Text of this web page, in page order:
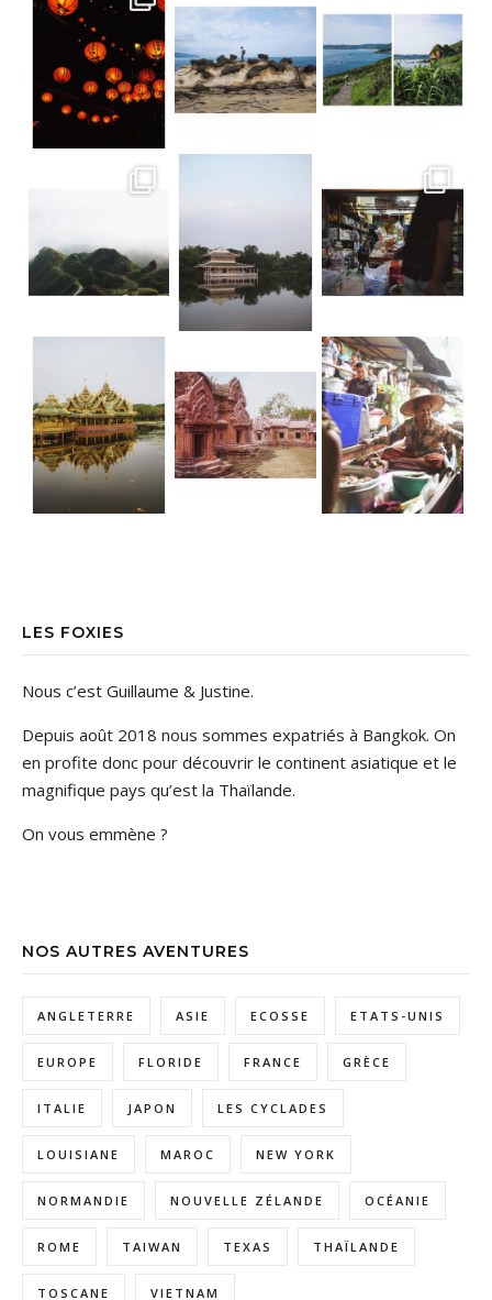
LES FOXIES
Nous c’est Guillaume & Justine.
Depuis août 2018 nous sommes expatriés à Bangkok. On
en profite donc pour découvrir le continent asiatique et le
magnifique pays qu’est la Thaïlande.
On vous emmène ?
NOS AUTRES AVENTURES
ANGLETERRE ASIE ECOSSE ETATS-UNIS
EUROPE FLORIDE FRANCE GRÈCE
ITALIE JAPON LES CYCLADES
LOUISIANE MAROC NEW YORK
NORMANDIE NOUVELLE ZÉLANDE OCÉANIE
ROME TAIWAN TEXAS THAÏLANDE
TOSCANE VIETNAM